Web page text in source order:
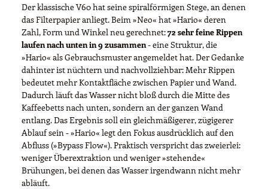
Der klassische V60 hat seine spiralförmigen Stege, an denen
das Filterpapier anliegt. Beim »Neo« hat »Hario« deren
Zahl, Form und Winkel neu gerechnet:72 sehr feine Rippen
laufen nach unten in 9 zusammen- eine Struktur, die
»Hario« als Gebrauchsmuster angemeldet hat. Der Gedanke
dahinter ist nüchtern und nachvollziehbar: Mehr Rippen
bedeutet mehr Kontaktfläche zwischen Papier und Wand.
Dadurch läuft das Wasser nicht bloß durch die Mitte des
Kaffeebetts nach unten, sondern an der ganzen Wand
entlang. Das Ergebnis soll ein gleichmäßigerer, zügigerer
Ablauf sein - »Hario« legt den Fokus ausdrücklich auf den
Abfluss (»Bypass Flow«). Praktisch verspricht das zweierlei:
weniger Überextraktion und weniger »stehende«
Brühungen, bei denen das Wasser irgendwann nicht mehr
abläuft.